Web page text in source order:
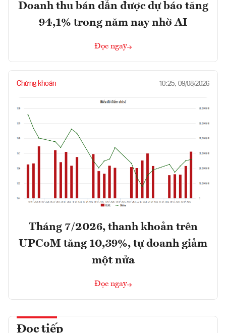
Doanh thu bán dẫn được dự báo tăng
94,1% trong năm nay nhờ AI
Đọc ngay
Chứng khoán 10:25, 09/08/2026
Tháng 7/2026, thanh khoản trên
UPCoM tăng 10,39%, tự doanh giảm
một nửa
Đọc ngay
Đọc tiếp